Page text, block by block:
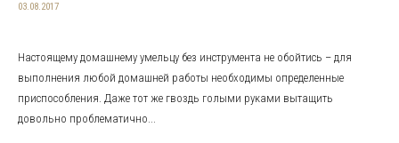
03.08.2017
Настоящему домашнему умельцу без инструмента не обойтись – для
выполнения любой домашней работы необходимы определенные
приспособления. Даже тот же гвоздь голыми руками вытащить
довольно проблематично...